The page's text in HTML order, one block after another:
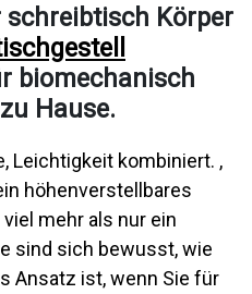
Körper
biomechanisch
Hause.
Leichtigkeit kombiniert. ,
höhenverstellbares
mehr als nur ein
sind sich bewusst, wie
Ansatz ist, wenn Sie für